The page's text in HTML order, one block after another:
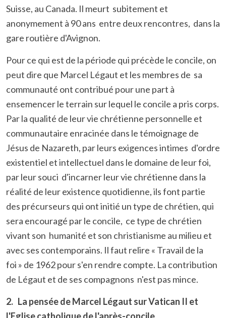
Suisse, au Canada. Il meurt subitement et
anonymement à 90 ans entre deux rencontres, dans la
gare routière d'Avignon.
Pour ce qui est de la période qui précède le concile, on
peut dire que Marcel Légaut et les membres de sa
communauté ont contribué pour une part à
ensemencer le terrain sur lequel le concile a pris corps.
Par la qualité de leur vie chrétienne personnelle et
communautaire enracinée dans le témoignage de
Jésus de Nazareth, par leurs exigences intimes d'ordre
existentiel et intellectuel dans le domaine de leur foi,
par leur souci d'incarner leur vie chrétienne dans la
réalité de leur existence quotidienne, ils font partie
des précurseurs qui ont initié un type de chrétien, qui
sera encouragé par le concile, ce type de chrétien
vivant son humanité et son christianisme au milieu et
avec ses contemporains. Il faut relire « Travail de la
foi » de 1962 pour s'en rendre compte. La contribution
de Légaut et de ses compagnons n'est pas mince.
2. La pensée de Marcel Légaut sur Vatican II et